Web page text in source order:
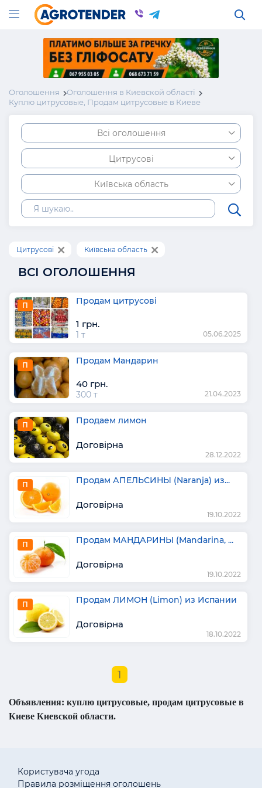
Оголошення
Оголошення в Киевской області
Куплю цитрусовые, Продам цитрусовые в Киеве
Всі оголошення
Цитрусові
Київська область
Цитрусові Київська область
ВСІ ОГОЛОШЕННЯ
П Продам цитрусові
1 грн.
1 т 05.06.2025
П Продам Мандарин
40 грн.
300 т 21.04.2023
П Продаем лимон
Договірна
28.12.2022
П Продам АПЕЛЬСИНЫ (Naranja) из...
Договірна
19.10.2022
П Продам МАНДАРИНЫ (Mandarina, ...
Договірна
19.10.2022
П Продам ЛИМОН (Limon) из Испании
Договірна
18.10.2022
1
Объявления: куплю цитрусовые, продам цитрусовые в
Киеве Киевской области.
Користувача угода
Правила розміщення оголошень